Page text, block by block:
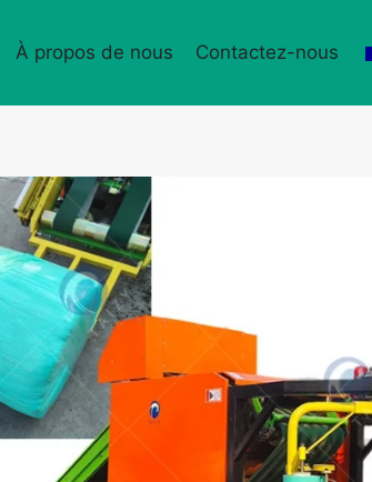
À propos de nous Contactez-nous